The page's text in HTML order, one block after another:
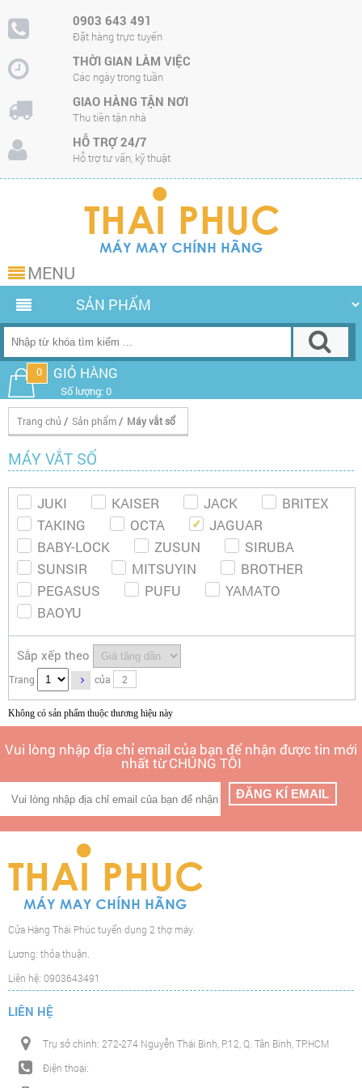
0903 643 491
Đặt hàng trực tuyến
THỜI GIAN LÀM VIỆC
Các ngày trong tuần
GIAO HÀNG TẬN NƠI
Thu tiền tận nhà
HỖ TRỢ 24/7
Hỗ trợ tư vấn, kỹ thuật
MENU
0 GIỎ HÀNG
Số lượng: 0
Trang chủ / Sản phẩm / Máy vắt sổ
MÁY VẮT SỔ
JUKI KAISER JACK
BRITEX
TAKING
OCTA
JAGUAR
BABY-LOCK
ZUSUN
SIRUBA
SUNSIR
MITSUYIN
BROTHER
PEGASUS
PUFU
YAMATO
BAOYU
Sắp xếp theo
Trang của 2
Không có sản phẩm thuộc thương hiệu này
Vui lòng nhập địa chỉ email của bạn để nhận được tin mới
nhất từ CHÚNG TÔI
Cửa Hàng Thái Phúc tuyển dụng 2 thợ máy.
Lương: thỏa thuận.
Liên hệ: 0903643491
LIÊN HỆ
Trụ sở chính: 272-274 Nguyễn Thái Bình, P.12, Q. Tân Bình, TP.HCM
Điện thoại: